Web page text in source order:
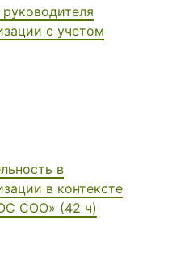
с учетом
в
в контексте
СОО» (42 ч)